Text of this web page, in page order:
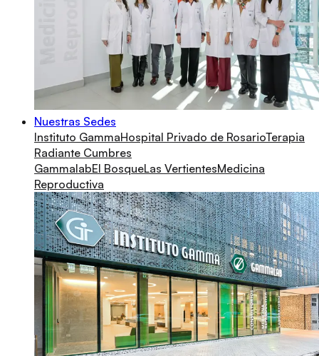
Nuestras Sedes
Instituto GammaHospital Privado de RosarioTerapia
Radiante Cumbres
GammalabEl BosqueLas VertientesMedicina
Reproductiva